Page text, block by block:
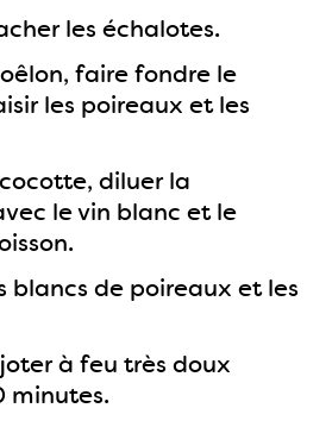
les échalotes.
faire fondre le
les poireaux et les
diluer la
le vin blanc et le
blancs de poireaux et les
à feu très doux
minutes.